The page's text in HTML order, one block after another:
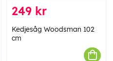
249 kr
Kedjesåg Woodsman 102
cm